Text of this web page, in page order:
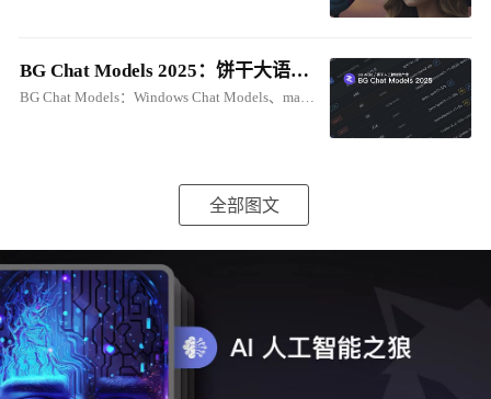
BG Chat Models 2025：饼干大语音模型库
BG Chat Models：Windows Chat Models、macOS Chat Models
全部图文